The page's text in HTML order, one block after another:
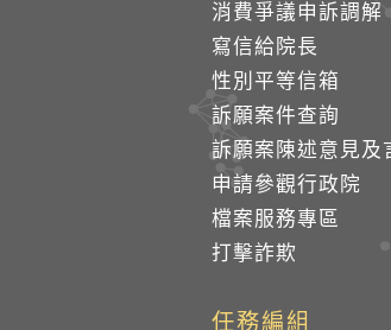
消費爭議申訴調解
寫信給院長
性別平等信箱
訴願案件查詢
訴願案陳述意見及
申請參觀行政院
檔案服務專區
打擊詐欺
任務編組